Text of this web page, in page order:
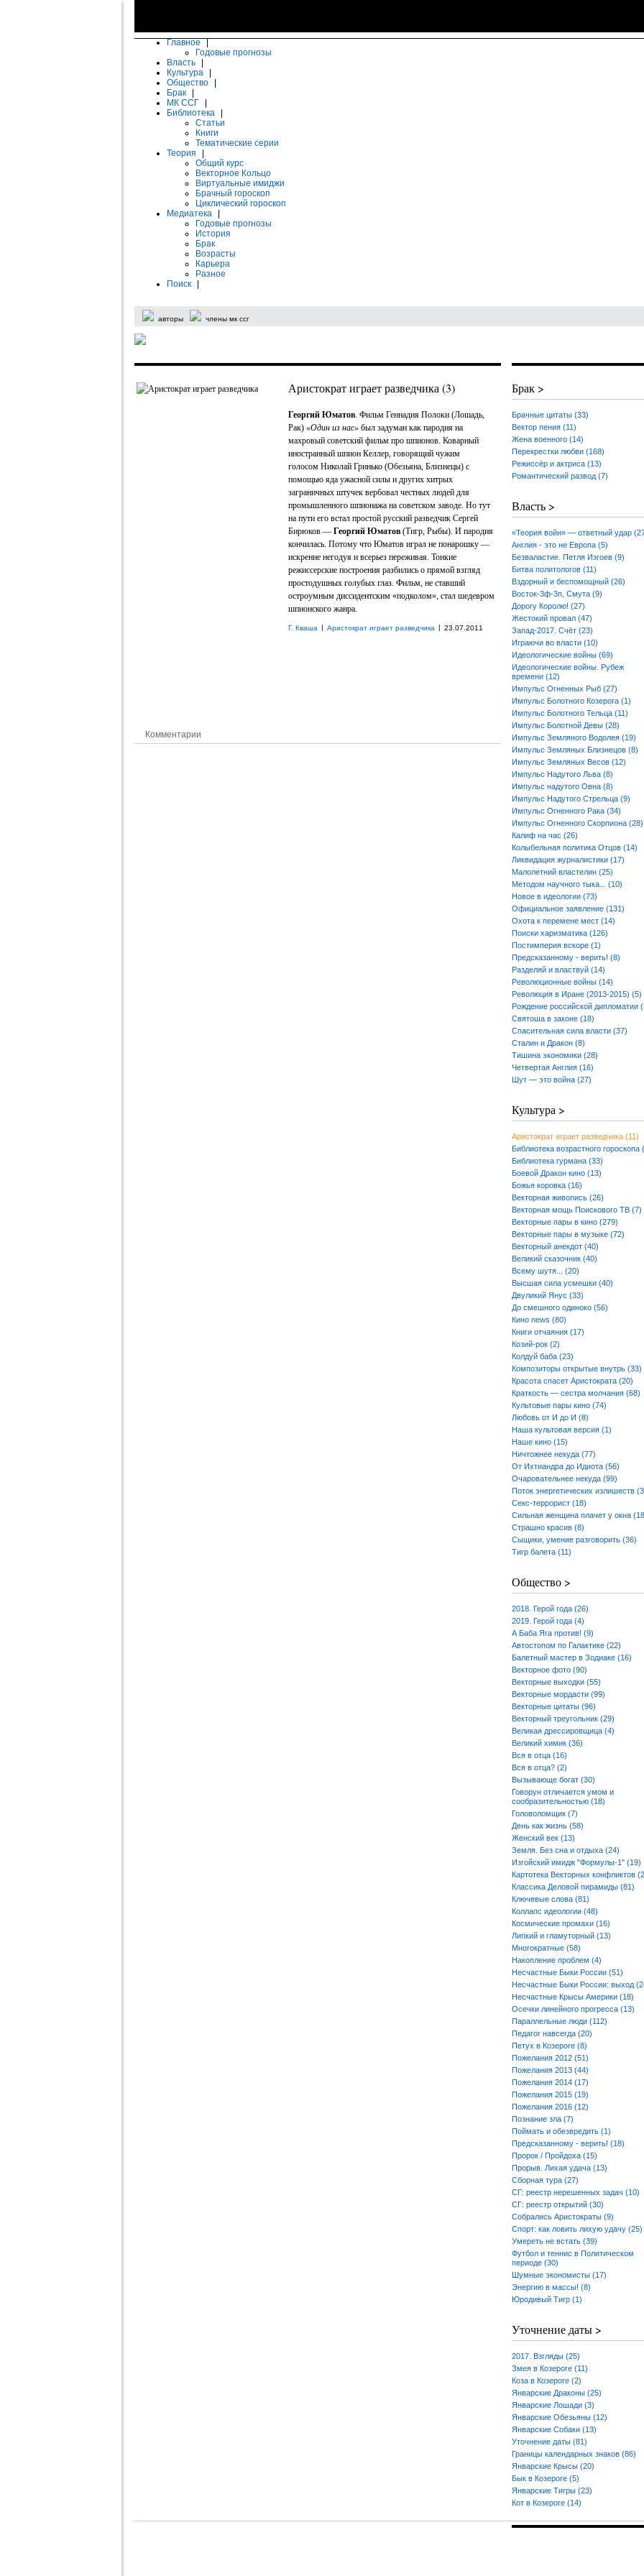
Главное
Годовые прогнозы
Власть
Культура
Общество
Брак
МК ССГ
Библиотека
Статьи
Книги
Тематические серии
Теория
Общий курс
Векторное Кольцо
Виртуальные имиджи
Брачный гороскоп
Циклический гороскоп
Медиатека
Годовые прогнозы
История
Брак
Возрасты
Карьера
Разное
Поиск
авторы члены мк ссг
Аристократ играет разведчика (3)
Георгий Юматов. Фильм Геннадия Полоки (Лошадь,
Рак) «Один из нас» был задуман как пародия на
махровый советский фильм про шпионов. Коварный
иностранный шпион Келлер, говорящий чужим
голосом Николай Гринько (Обезьяна, Близнецы) с
помощью яда ужасной силы и других хитрых
заграничных штучек вербовал честных людей для
промышленного шпионажа на советском заводе. Но тут
на пути его встал простой русский разведчик Сергей
Бирюков — Георгий Юматов (Тигр, Рыбы). И пародия
кончилась. Потому что Юматов играл не понарошку —
искренне негодуя и всерьез переживая. Тонкие
режиссерские построения разбились о прямой взгляд
простодушных голубых глаз. Фильм, не ставший
остроумным диссидентским «подколом», стал шедевром
шпионского жанра.
Г. Кваша | Аристократ играет разведчика | 23.07.2011
Комментарии
Брак >
Брачные цитаты (33)
Вектор пения (11)
Жена военного (14)
Перекрестки любви (168)
Режиссёр и актриса (13)
Романтический развод (7)
Власть >
«Теория войн» — ответный удар
Англия - это не Европа (5)
Безваластие. Петля Изгоев (9)
Битва политологов (11)
Вздорный и беспомощный (26)
Восток-3ф-3п, Смута (9)
Дорогу Королю! (27)
Жестокий провал (47)
Запад-2017. Счёт (23)
Играючи во власти (10)
Идеологические войны (69)
Идеологические войны. Рубеж
времени (12)
Импульс Огненных Рыб (27)
Импульс Болотного Козерога (1)
Импульс Болотного Тельца (11)
Импульс Болотной Девы (28)
Импульс Земляного Водолея (19)
Импульс Земляных Близнецов (8)
Импульс Земляных Весов (12)
Импульс Надутого Льва (8)
Импульс надутого Овна (8)
Импульс Надутого Стрельца (9)
Импульс Огненного Рака (34)
Импульс Огненного Скорпиона (28)
Калиф на час (26)
Колыбельная политика Отцов (14)
Ликвидация журналистики (17)
Малолетний властелин (25)
Методом научного тыка... (10)
Новое в идеологии (73)
Официальное заявление (131)
Охота к перемене мест (14)
Поиски харизматика (126)
Постимперия вскоре (1)
Предсказанному - верить! (8)
Разделяй и властвуй (14)
Революционные войны (14)
Революция в Иране (2013-2015) (5)
Рождение российской дипломатии
Святоша в законе (18)
Спасительная сила власти (37)
Сталин и Дракон (8)
Тишина экономики (28)
Четвертая Англия (16)
Шут — это война (27)
Культура >
Аристократ играет разведчика (11)
Библиотека возрастного гороскопа
Библиотека гурмана (33)
Боевой Дракон кино (13)
Божья коровка (16)
Векторная живопись (26)
Векторная мощь Поискового ТВ (7)
Векторные пары в кино (279)
Векторные пары в музыке (72)
Векторный анекдот (40)
Великий сказочник (40)
Всему шутя... (20)
Высшая сила усмешки (40)
Двуликий Янус (33)
До смешного одиноко (56)
Кино news (80)
Книги отчаяния (17)
Козий-рок (2)
Колдуй баба (23)
Композиторы открытые внутрь (33)
Красота спасет Аристократа (20)
Краткость — сестра молчания (68)
Культовые пары кино (74)
Любовь от И до И (8)
Наша культовая версия (1)
Наше кино (15)
Ничтожнее некуда (77)
От Ихтиандра до Идиота (56)
Очаровательнее некуда (99)
Поток энергетических излишеств
Секс-террорист (18)
Сильная женщина плачет у окна
Страшно красив (8)
Сыщики, умение разговорить (36)
Тигр балета (11)
Общество >
2018. Герой года (26)
2019. Герой года (4)
А Баба Яга против! (9)
Автостопом по Галактике (22)
Балетный мастер в Зодиаке (16)
Векторное фото (90)
Векторные выходки (55)
Векторные мордасти (99)
Векторные цитаты (96)
Векторный треугольник (29)
Великая дрессировщица (4)
Великий химик (36)
Вся в отца (16)
Вся в отца? (2)
Вызывающе богат (30)
Говорун отличается умом и
сообразительностью (18)
Головоломщик (7)
День как жизнь (58)
Женский век (13)
Земля. Без сна и отдыха (24)
Изгойский имидж "Формулы-1" (19)
Картотека Векторных конфликтов
Классика Деловой пирамиды (81)
Ключевые слова (81)
Коллапс идеологии (48)
Космические промахи (16)
Липкий и гламуторный (13)
Многократные (58)
Накопление проблем (4)
Несчастные Быки России (51)
Несчастные Быки России: выход
Несчастные Крысы Америки (18)
Осечки линейного прогресса (13)
Параллельные люди (112)
Педагог навсегда (20)
Петух в Козероге (8)
Пожелания 2012 (51)
Пожелания 2013 (44)
Пожелания 2014 (17)
Пожелания 2015 (19)
Пожелания 2016 (12)
Познание зла (7)
Поймать и обезвредить (1)
Предсказанному - верить! (18)
Пророк / Пройдоха (15)
Прорыв. Лихая удача (13)
Сборная тура (27)
СГ: реестр нерешенных задач (10)
СГ: реестр открытий (30)
Собрались Аристократы (9)
Спорт: как ловить лихую удачу (25)
Умереть не встать (39)
Футбол и теннис в Политическом
периоде (30)
Шумные экономисты (17)
Энергию в массы! (8)
Юродивый Тигр (1)
Уточнение даты >
2017. Взгляды (25)
Змея в Козероге (11)
Коза в Козероге (2)
Январские Драконы (25)
Январские Лошади (3)
Январские Обезьяны (12)
Январские Собаки (13)
Уточнение даты (81)
Границы календарных знаков (86)
Январские Крысы (20)
Бык в Козероге (5)
Январские Тигры (23)
Кот в Козероге (14)